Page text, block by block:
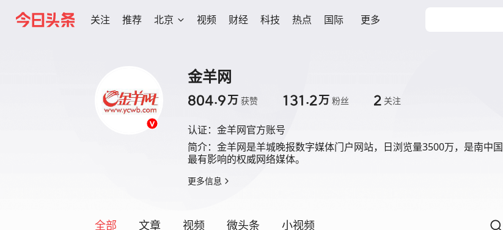
关注 推荐 北京 视频 财经 科技 热点 国际 更多
金羊网
804.9万 获赞 131.2万 粉丝 2 关注
认证： 金羊网官方账号
简介： 金羊网是羊城晚报数字媒体门户网站，日浏览量3500万，是南中国
最有影响的权威网络媒体。
更多信息
全部 文章 视频 微头条 小视频